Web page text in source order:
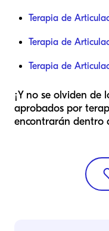
Terapia de
Terapia de
Terapia de
¡Y no se olviden de
aprobados por
encontrarán dentro